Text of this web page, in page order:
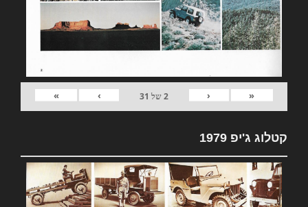
«
‹
2של 31
›
»
קטלוג ג'יפ 1979